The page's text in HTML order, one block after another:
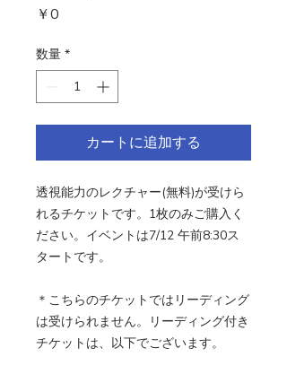
￥0
数量 *
カートに追加する
透視能力のレクチャー(無料)が受けら
れるチケットです。1枚のみご購入く
ださい。イベントは7/12 午前8:30ス
タートです。
＊こちらのチケットではリーディング
は受けられません。リーディング付き
チケットは、以下でございます。